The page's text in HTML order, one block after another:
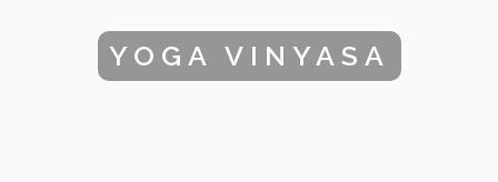
YOGA VINYASA